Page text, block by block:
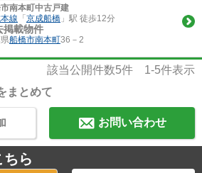
南本町中古戸建
線 「 京成船橋 」駅 徒歩12分
掲載物件
船橋市南本町36－2
該当公開件数5件 1-5件表示
まとめて
お問い合わせ
ちら